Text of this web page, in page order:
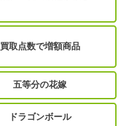
買取点数で増額商品
五等分の花嫁
ドラゴンボール